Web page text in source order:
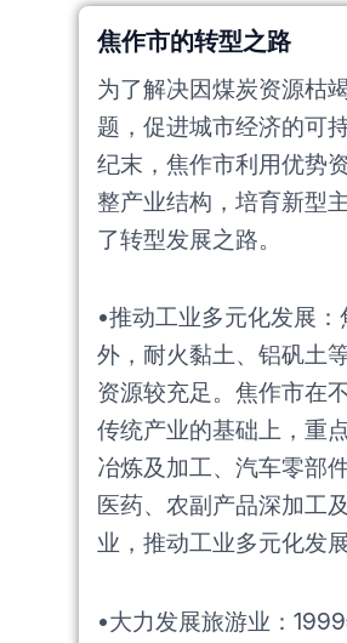
焦作市的转型之路
为了解决因煤炭资源枯
题，促进城市经济的可
纪末，焦作市利用优势
整产业结构，培育新型
了转型发展之路。
•推动工业多元化发展
外，耐火黏土、铝矾土
资源较充足。焦作市在
传统产业的基础上，重
冶炼及加工、汽车零部
医药、农副产品深加工
业，推动工业多元化发展
•大力发展旅游业：